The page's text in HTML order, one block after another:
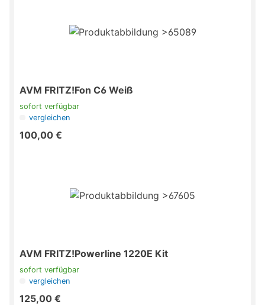
AVM FRITZ!Fon C6 Weiß
sofort verfügbar
vergleichen
100,00 €
AVM FRITZ!Powerline 1220E Kit
sofort verfügbar
vergleichen
125,00 €